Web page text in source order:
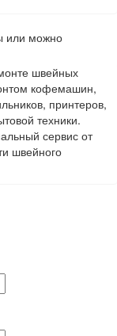
или можно
швейных
кофемашин,
принтеров,
техники.
сервис от
швейного